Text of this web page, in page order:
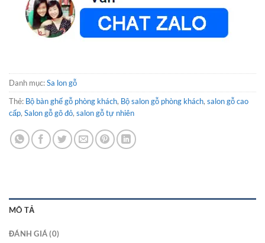
Danh mục:Sa lon gỗ
Thẻ: Bộ bàn ghế gỗ phòng khách, Bộ salon gỗ phòng khách, salon gỗ cao
cấp, Salon gỗ gõ đỏ, salon gỗ tự nhiên
MÔ TẢ
ĐÁNH GIÁ (0)